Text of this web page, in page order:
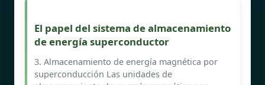
El papel del sistema de almacenamiento
de energía superconductor
3. Almacenamiento de energía magnética por
superconducción Las unidades de